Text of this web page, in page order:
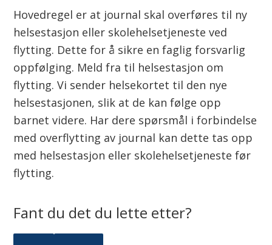
Hovedregel er at journal skal overføres til ny
helsestasjon eller skolehelsetjeneste ved
flytting. Dette for å sikre en faglig forsvarlig
oppfølging. Meld fra til helsestasjon om
flytting. Vi sender helsekortet til den nye
helsestasjonen, slik at de kan følge opp
barnet videre. Har dere spørsmål i forbindelse
med overflytting av journal kan dette tas opp
med helsestasjon eller skolehelsetjeneste før
flytting.
Fant du det du lette etter?